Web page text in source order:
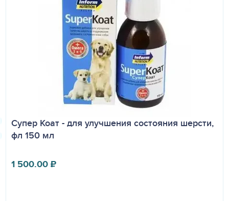
Супер Коат - для улучшения состояния шерсти,
фл 150 мл
1 500.00₽